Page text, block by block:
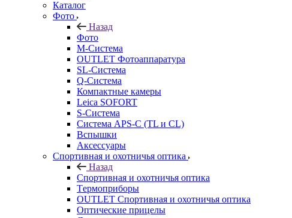
Каталог
Фото
Назад
Фото
M-Система
OUTLET Фотоаппаратура
SL-Система
Q-Cистема
Компактные камеры
Leica SOFORT
S-Система
Система APS-C (TL и CL)
Вспышки
Аксессуары
Спортивная и охотничья оптика
Назад
Спортивная и охотничья оптика
Tермоприборы
OUTLET Спортивная и охотничья оптика
Оптические прицелы